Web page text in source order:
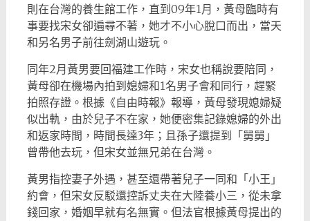
則在台灣的養生館工作，直到09年1月，黃母臨時有
事要找宋女卻遍尋不著，她才不小心脫口而出，當天
和另名男子前往劍湖山遊玩。
同年2月黃男要回福建工作時，宋女也稱說要陪同，
黃母卻在機場內拍到媳婦和1名男子會和同行，趕緊
拍照存證。根據《自由時報》報導，黃母發現媳婦疑
似出軌，由於兒子不在家，她便密集記錄媳婦的外出
和返家時間，時間長達3年；且孫子還提到「舅舅」
曾帶他去玩，但宋女並無兄弟在台灣。
黃男指控妻子外遇，甚至還帶著兒子一同和「小王」
約會，但宋女反駁還控訴丈夫在大陸養小三，從未拿
錢回家，婚姻早就有名無實。但法官根據黃母提出的